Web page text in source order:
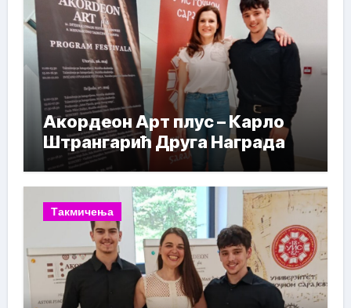
Акордеон Арт плус – Карло
Штрангарић Друга Награда
Такмичења